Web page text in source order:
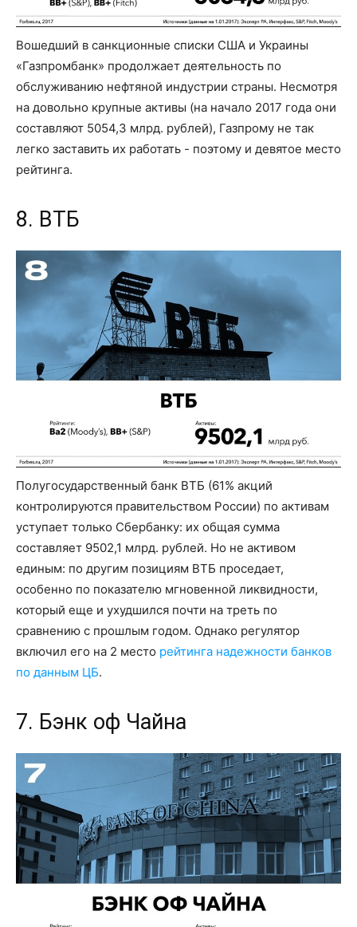
Вошедший в санкционные списки США и Украины
«Газпромбанк» продолжает деятельность по
обслуживанию нефтяной индустрии страны. Несмотря
на довольно крупные активы (на начало 2017 года они
составляют 5054,3 млрд. рублей), Газпрому не так
легко заставить их работать - поэтому и девятое место
рейтинга.
8. ВТБ
Полугосударственный банк ВТБ (61% акций
контролируются правительством России) по активам
уступает только Сбербанку: их общая сумма
составляет 9502,1 млрд. рублей. Но не активом
единым: по другим позициям ВТБ проседает,
особенно по показателю мгновенной ликвидности,
который еще и ухудшился почти на треть по
сравнению с прошлым годом. Однако регулятор
включил его на 2 место рейтинга надежности банков
по данным ЦБ.
7. Бэнк оф Чайна